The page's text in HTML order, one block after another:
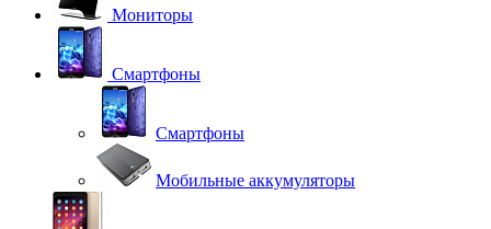
Мониторы
Смартфоны
Смартфоны
Мобильные аккумуляторы